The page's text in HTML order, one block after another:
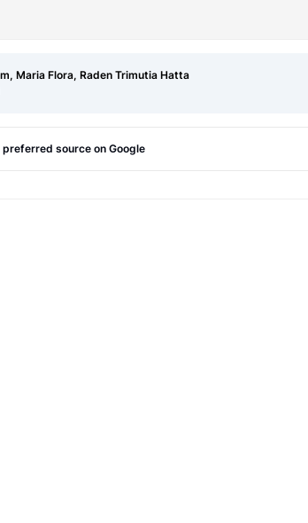
Maria Flora, Raden Trimutia Hatta
preferred source on Google